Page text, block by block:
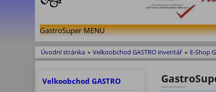
GastroSuper MENU
Úvodní stránka » Velkoobchod GASTRO inventář » E-Shop
Velkoobchod GASTRO